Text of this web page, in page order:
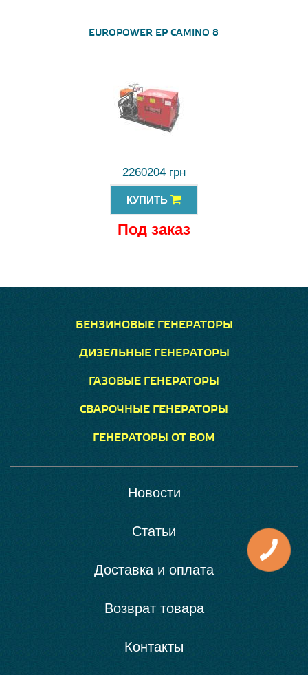
EUROPOWER EP CAMINO 8
2260204 грн
КУПИТЬ
Под заказ
БЕНЗИНОВЫЕ ГЕНЕРАТОРЫ
ДИЗЕЛЬНЫЕ ГЕНЕРАТОРЫ
ГАЗОВЫЕ ГЕНЕРАТОРЫ
СВАРОЧНЫЕ ГЕНЕРАТОРЫ
ГЕНЕРАТОРЫ ОТ ВОМ
Новости
Статьи
Доставка и оплата
Возврат товара
Контакты